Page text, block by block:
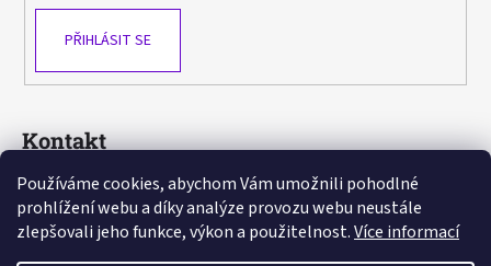
Používáme cookies, abychom Vám umožnili pohodlné
prohlížení webu a díky analýze provozu webu neustále
zlepšovali jeho funkce, výkon a použitelnost.Více informací
PŘIHLÁSIT SE
Kontakt
sasa@ avlka.cz
+420 603 778 892
https://www.facebook.com/avlka